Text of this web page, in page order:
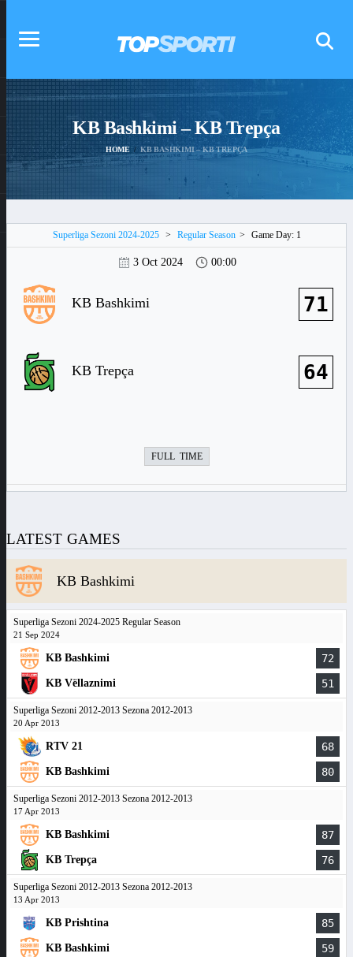
KB Bashkimi – KB Trepça
HOME KB BASHKIMI – KB TREPÇA
Superliga Sezoni 2024-2025 > Regular Season > Game Day: 1
3 Oct 2024 00:00
KB Bashkimi 71
KB Trepça 64
FULL TIME
LATEST GAMES
KB Bashkimi
Superliga Sezoni 2024-2025 Regular Season
21 Sep 2024
KB Bashkimi 72
KB Vëllaznimi 51
Superliga Sezoni 2012-2013 Sezona 2012-2013
20 Apr 2013
RTV 21 68
KB Bashkimi 80
Superliga Sezoni 2012-2013 Sezona 2012-2013
17 Apr 2013
KB Bashkimi 87
KB Trepça 76
Superliga Sezoni 2012-2013 Sezona 2012-2013
13 Apr 2013
KB Prishtina 85
KB Bashkimi 59